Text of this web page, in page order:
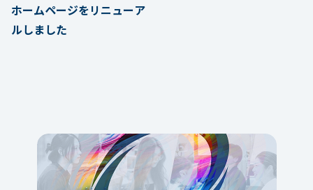
ホームページをリニューア
ルしました